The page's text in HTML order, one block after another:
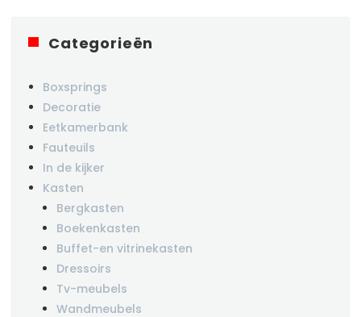
Categorieën
Boxsprings
Decoratie
Eetkamerbank
Fauteuils
In de kijker
Kasten
Bergkasten
Boekenkasten
Buffet-en vitrinekasten
Dressoirs
Tv-meubels
Wandmeubels